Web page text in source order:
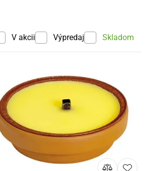
V akcii Výpredaj Skladom